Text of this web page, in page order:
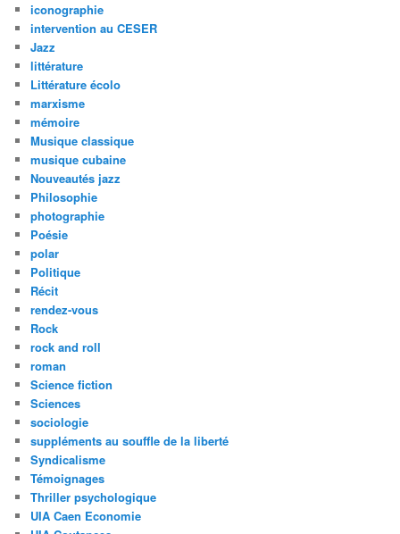
iconographie
intervention au CESER
Jazz
littérature
Littérature écolo
marxisme
mémoire
Musique classique
musique cubaine
Nouveautés jazz
Philosophie
photographie
Poésie
polar
Politique
Récit
rendez-vous
Rock
rock and roll
roman
Science fiction
Sciences
sociologie
suppléments au souffle de la liberté
Syndicalisme
Témoignages
Thriller psychologique
UIA Caen Economie